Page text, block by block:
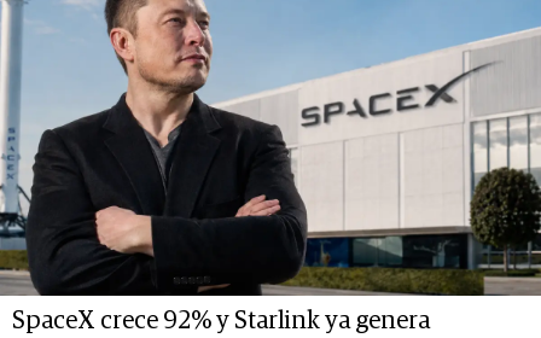
SpaceX crece 92% y Starlink ya genera